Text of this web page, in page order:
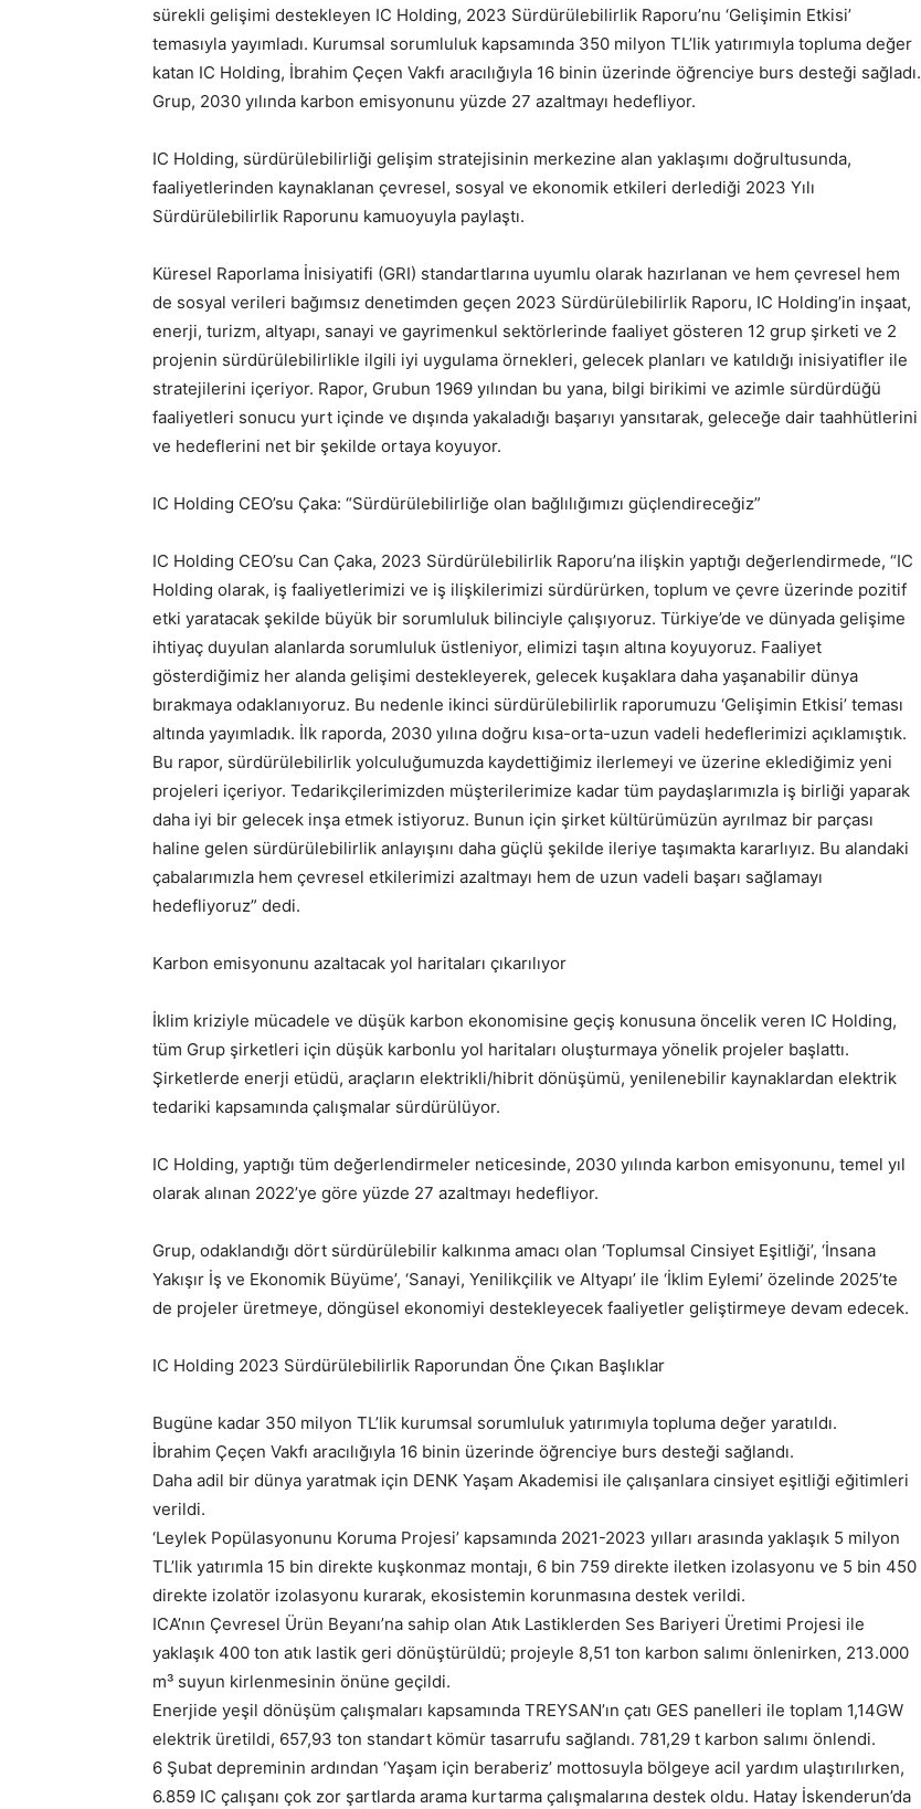
sürekli gelişimi destekleyen IC Holding, 2023 Sürdürülebilirlik Raporu’nu ‘Gelişimin Etkisi’
temasıyla yayımladı. Kurumsal sorumluluk kapsamında 350 milyon TL’lik yatırımıyla topluma değer
katan IC Holding, İbrahim Çeçen Vakfı aracılığıyla 16 binin üzerinde öğrenciye burs desteği sağladı.
Grup, 2030 yılında karbon emisyonunu yüzde 27 azaltmayı hedefliyor.
IC Holding, sürdürülebilirliği gelişim stratejisinin merkezine alan yaklaşımı doğrultusunda,
faaliyetlerinden kaynaklanan çevresel, sosyal ve ekonomik etkileri derlediği 2023 Yılı
Sürdürülebilirlik Raporunu kamuoyuyla paylaştı.
Küresel Raporlama İnisiyatifi (GRI) standartlarına uyumlu olarak hazırlanan ve hem çevresel hem
de sosyal verileri bağımsız denetimden geçen 2023 Sürdürülebilirlik Raporu, IC Holding’in inşaat,
enerji, turizm, altyapı, sanayi ve gayrimenkul sektörlerinde faaliyet gösteren 12 grup şirketi ve 2
projenin sürdürülebilirlikle ilgili iyi uygulama örnekleri, gelecek planları ve katıldığı inisiyatifler ile
stratejilerini içeriyor. Rapor, Grubun 1969 yılından bu yana, bilgi birikimi ve azimle sürdürdüğü
faaliyetleri sonucu yurt içinde ve dışında yakaladığı başarıyı yansıtarak, geleceğe dair taahhütlerini
ve hedeflerini net bir şekilde ortaya koyuyor.
IC Holding CEO’su Çaka: “Sürdürülebilirliğe olan bağlılığımızı güçlendireceğiz”
IC Holding CEO’su Can Çaka, 2023 Sürdürülebilirlik Raporu’na ilişkin yaptığı değerlendirmede, “IC
Holding olarak, iş faaliyetlerimizi ve iş ilişkilerimizi sürdürürken, toplum ve çevre üzerinde pozitif
etki yaratacak şekilde büyük bir sorumluluk bilinciyle çalışıyoruz. Türkiye’de ve dünyada gelişime
ihtiyaç duyulan alanlarda sorumluluk üstleniyor, elimizi taşın altına koyuyoruz. Faaliyet
gösterdiğimiz her alanda gelişimi destekleyerek, gelecek kuşaklara daha yaşanabilir dünya
bırakmaya odaklanıyoruz. Bu nedenle ikinci sürdürülebilirlik raporumuzu ‘Gelişimin Etkisi’ teması
altında yayımladık. İlk raporda, 2030 yılına doğru kısa-orta-uzun vadeli hedeflerimizi açıklamıştık.
Bu rapor, sürdürülebilirlik yolculuğumuzda kaydettiğimiz ilerlemeyi ve üzerine eklediğimiz yeni
projeleri içeriyor. Tedarikçilerimizden müşterilerimize kadar tüm paydaşlarımızla iş birliği yaparak
daha iyi bir gelecek inşa etmek istiyoruz. Bunun için şirket kültürümüzün ayrılmaz bir parçası
haline gelen sürdürülebilirlik anlayışını daha güçlü şekilde ileriye taşımakta kararlıyız. Bu alandaki
çabalarımızla hem çevresel etkilerimizi azaltmayı hem de uzun vadeli başarı sağlamayı
hedefliyoruz” dedi.
Karbon emisyonunu azaltacak yol haritaları çıkarılıyor
İklim kriziyle mücadele ve düşük karbon ekonomisine geçiş konusuna öncelik veren IC Holding,
tüm Grup şirketleri için düşük karbonlu yol haritaları oluşturmaya yönelik projeler başlattı.
Şirketlerde enerji etüdü, araçların elektrikli/hibrit dönüşümü, yenilenebilir kaynaklardan elektrik
tedariki kapsamında çalışmalar sürdürülüyor.
IC Holding, yaptığı tüm değerlendirmeler neticesinde, 2030 yılında karbon emisyonunu, temel yıl
olarak alınan 2022’ye göre yüzde 27 azaltmayı hedefliyor.
Grup, odaklandığı dört sürdürülebilir kalkınma amacı olan ‘Toplumsal Cinsiyet Eşitliği’, ‘İnsana
Yakışır İş ve Ekonomik Büyüme’, ‘Sanayi, Yenilikçilik ve Altyapı’ ile ‘İklim Eylemi’ özelinde 2025’te
de projeler üretmeye, döngüsel ekonomiyi destekleyecek faaliyetler geliştirmeye devam edecek.
IC Holding 2023 Sürdürülebilirlik Raporundan Öne Çıkan Başlıklar
Bugüne kadar 350 milyon TL’lik kurumsal sorumluluk yatırımıyla topluma değer yaratıldı.
İbrahim Çeçen Vakfı aracılığıyla 16 binin üzerinde öğrenciye burs desteği sağlandı.
Daha adil bir dünya yaratmak için DENK Yaşam Akademisi ile çalışanlara cinsiyet eşitliği eğitimleri
verildi.
‘Leylek Popülasyonunu Koruma Projesi’ kapsamında 2021-2023 yılları arasında yaklaşık 5 milyon
TL’lik yatırımla 15 bin direkte kuşkonmaz montajı, 6 bin 759 direkte iletken izolasyonu ve 5 bin 450
direkte izolatör izolasyonu kurarak, ekosistemin korunmasına destek verildi.
ICA’nın Çevresel Ürün Beyanı’na sahip olan Atık Lastiklerden Ses Bariyeri Üretimi Projesi ile
yaklaşık 400 ton atık lastik geri dönüştürüldü; projeyle 8,51 ton karbon salımı önlenirken, 213.000
m³ suyun kirlenmesinin önüne geçildi.
Enerjide yeşil dönüşüm çalışmaları kapsamında TREYSAN’ın çatı GES panelleri ile toplam 1,14GW
elektrik üretildi, 657,93 ton standart kömür tasarrufu sağlandı. 781,29 t karbon salımı önlendi.
6 Şubat depreminin ardından ‘Yaşam için beraberiz’ mottosuyla bölgeye acil yardım ulaştırılırken,
6.859 IC çalışanı çok zor şartlarda arama kurtarma çalışmalarına destek oldu. Hatay İskenderun’da